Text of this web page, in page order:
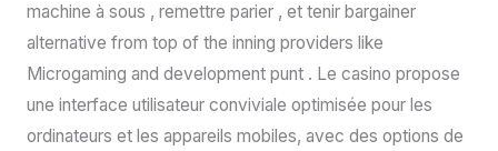
machine à sous , remettre parier , et tenir bargainer
alternative from top of the inning providers like
Microgaming and development punt . Le casino propose
une interface utilisateur conviviale optimisée pour les
ordinateurs et les appareils mobiles, avec des options de